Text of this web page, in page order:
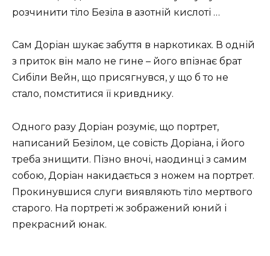
розчинити тіло Безіла в азотній кислоті …
Сам Доріан шукає забуття в наркотиках. В одній
з приток він мало не гине – його впізнає брат
Сибіли Вейн, що присягнувся, у що б то не
стало, помститися її кривднику.
Одного разу Доріан розуміє, що портрет,
написаний Безілом, це совість Доріана, і його
треба знищити. Пізно вночі, наодинці з самим
собою, Доріан накидається з ножем на портрет.
Прокинувшися слуги виявляють тіло мертвого
старого. На портреті ж зображений юний і
прекрасний юнак.